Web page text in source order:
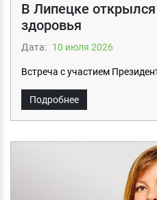
В Липецке
здоровья
Дата: 10 июля 2026
Встреча с участием
Подробнее